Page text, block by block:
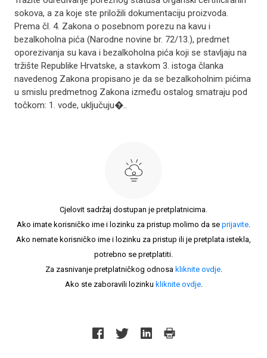
sokova, a za koje ste priložili dokumentaciju proizvoda.
Prema čl. 4. Zakona o posebnom porezu na kavu i
bezalkoholna pića (Narodne novine br. 72/13.), predmet
oporezivanja su kava i bezalkoholna pića koji se stavljaju na
tržište Republike Hrvatske, a stavkom 3. istoga članka
navedenog Zakona propisano je da se bezalkoholnim pićima
u smislu predmetnog Zakona između ostalog smatraju pod
točkom: 1. vode, uključuju�..
Cjelovit sadržaj dostupan je pretplatnicima.
Ako imate korisničko ime i lozinku za pristup molimo da se prijavite.
Ako nemate korisničko ime i lozinku za pristup ili je pretplata istekla,
potrebno se pretplatiti.
Za zasnivanje pretplatničkog odnosa kliknite ovdje.
Ako ste zaboravili lozinku kliknite ovdje.